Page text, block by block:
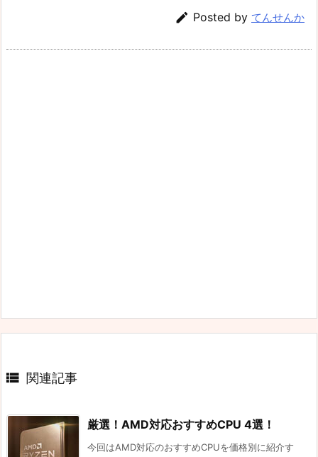
 Posted by てんせんか
 関連記事
厳選！AMD対応おすすめCPU 4選！
今回はAMD対応のおすすめCPUを価格別に紹介す